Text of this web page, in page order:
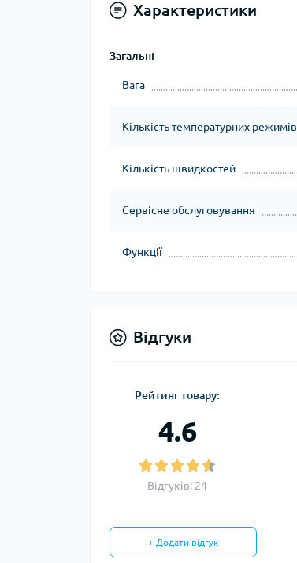
Характеристики
Загальні
Вага
Кількість температурних режимів
Кількість швидкостей
Сервісне обслуговування
Функції
Відгуки
Рейтинг товару:
4.6
Відгуків: 24
+ Додати відгук